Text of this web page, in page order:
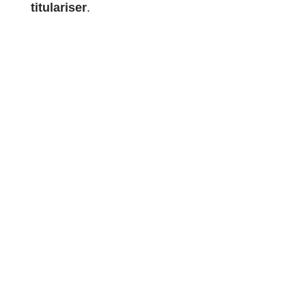
titulariser.